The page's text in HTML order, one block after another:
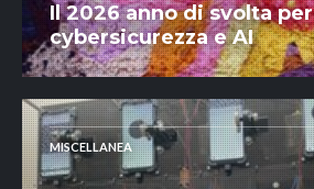
Il 2026 anno di svolta per
cybersicurezza e AI
MISCELLANEA